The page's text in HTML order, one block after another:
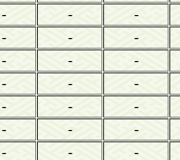
- - -
- - -
- - -
- - -
- - -
- - -
- - -